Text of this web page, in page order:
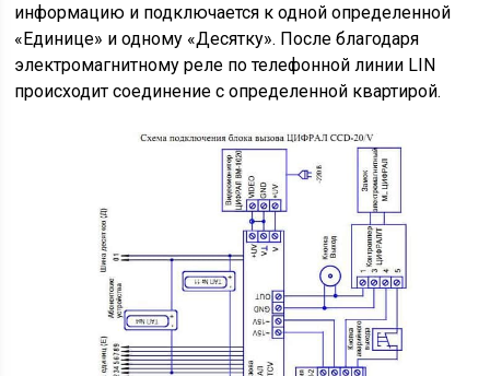
информацию и подключается к одной определенной
«Единице» и одному «Десятку». После благодаря
электромагнитному реле по телефонной линии LIN
происходит соединение с определенной квартирой.